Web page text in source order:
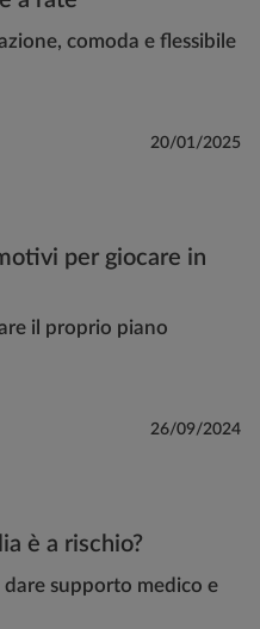
comoda e flessibile
20/01/2025
per giocare in
il proprio piano
26/09/2024
è a rischio?
dare supporto medico e